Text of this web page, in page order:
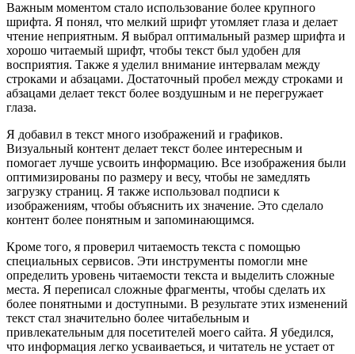
Важным моментом стало использование более крупного
шрифта. Я понял, что мелкий шрифт утомляет глаза и делает
чтение неприятным. Я выбрал оптимальный размер шрифта и
хорошо читаемый шрифт, чтобы текст был удобен для
восприятия. Также я уделил внимание интервалам между
строками и абзацами. Достаточный пробел между строками и
абзацами делает текст более воздушным и не перегружает
глаза.
Я добавил в текст много изображений и графиков.
Визуальный контент делает текст более интересным и
помогает лучше усвоить информацию. Все изображения были
оптимизированы по размеру и весу, чтобы не замедлять
загрузку страниц. Я также использовал подписи к
изображениям, чтобы объяснить их значение. Это сделало
контент более понятным и запоминающимся.
Кроме того, я проверил читаемость текста с помощью
специальных сервисов. Эти инструменты помогли мне
определить уровень читаемости текста и выделить сложные
места. Я переписал сложные фрагменты, чтобы сделать их
более понятными и доступными. В результате этих изменений
текст стал значительно более читабельным и
привлекательным для посетителей моего сайта. Я убедился,
что информация легко усваиваеться, и читатель не устает от